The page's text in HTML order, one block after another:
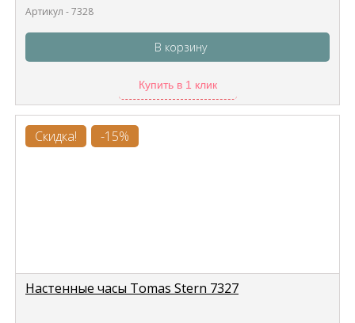
Артикул - 7328
В корзину
Купить в 1 клик
Скидка! -15%
Настенные часы Tomas Stern 7327